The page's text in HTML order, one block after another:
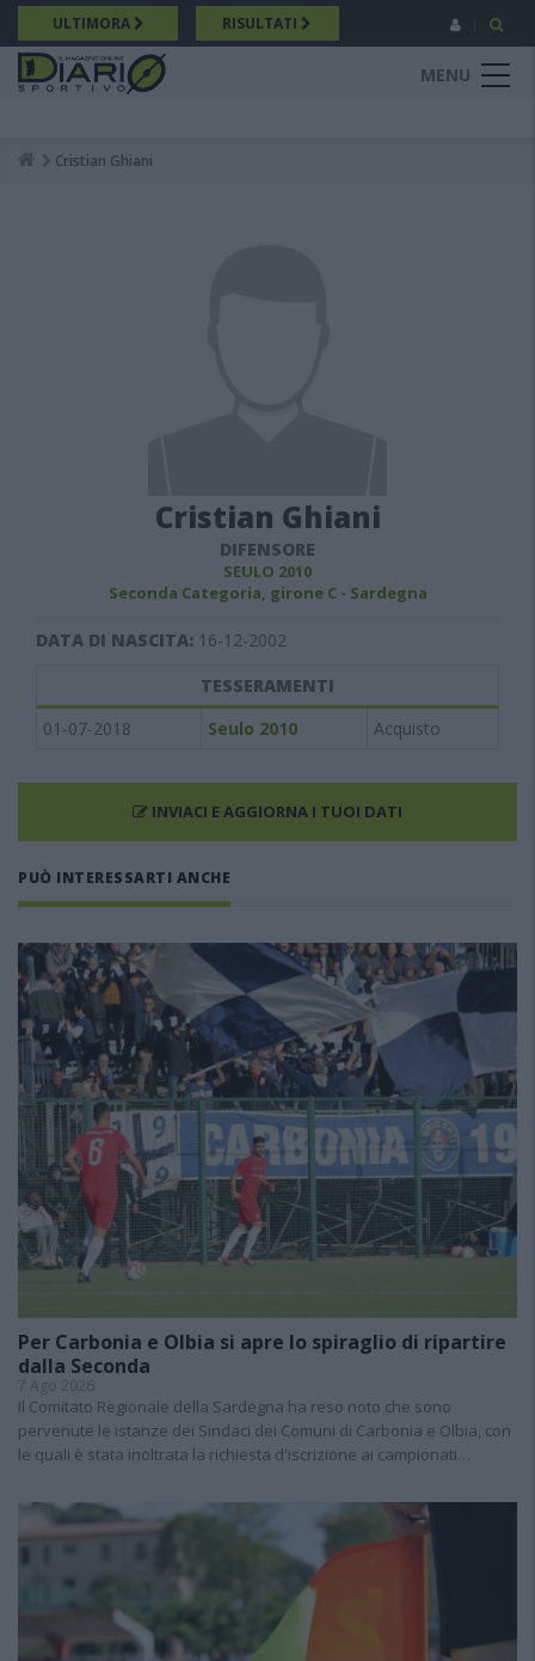
Salta
al
contenuto
principale
ULTIMORA RISULTATI
MENU
Breadcrumb
Cristian Ghiani
Cristian Ghiani
DIFENSORE
SEULO 2010
Seconda Categoria, girone C - Sardegna
DATA DI NASCITA: 16-12-2002
TESSERAMENTI
01-07-2018
Seulo 2010 Acquisto
INVIACI E AGGIORNA I TUOI DATI
PUÒ INTERESSARTI ANCHE
Per Carbonia e Olbia si apre lo spiraglio di ripartire
dalla Seconda
7 Ago 2026
Il Comitato Regionale della Sardegna ha reso noto che sono
pervenute le istanze dei Sindaci dei Comuni di Carbonia e Olbia, con
le quali è stata inoltrata la richiesta d'iscrizione ai campionati…